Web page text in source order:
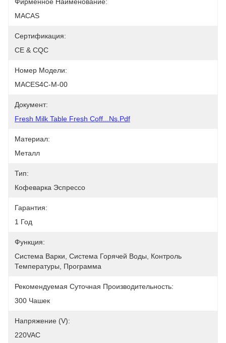
MACAS
Сертификация:
CE & CQC
Номер Модели:
MACES4C-M-00
Документ:
Fresh Milk Table Fresh Coff...ns.pdf
Материал:
Металл
Тип:
Кофеварка Эспрессо
Гарантия:
1 Год
Функция:
Система Варки, Система Горячей Воды, Контроль
Температуры, Программа
Рекомендуемая Суточная Производительность:
300 Чашек
Напряжение (v):
220VAC